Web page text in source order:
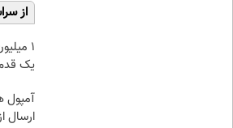
از
۱
یک
آمپول
ارسال